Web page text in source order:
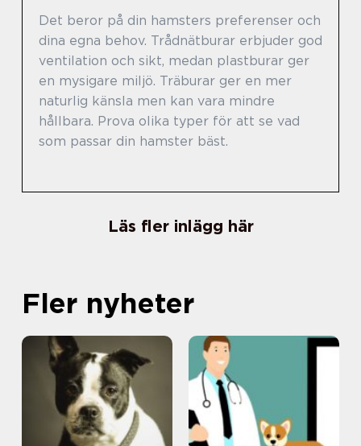
Det beror på din hamsters preferenser och
dina egna behov. Trådnätburar erbjuder god
ventilation och sikt, medan plastburar ger
en mysigare miljö. Träburar ger en mer
naturlig känsla men kan vara mindre
hållbara. Prova olika typer för att se vad
som passar din hamster bäst.
Läs fler inlägg här
Fler nyheter